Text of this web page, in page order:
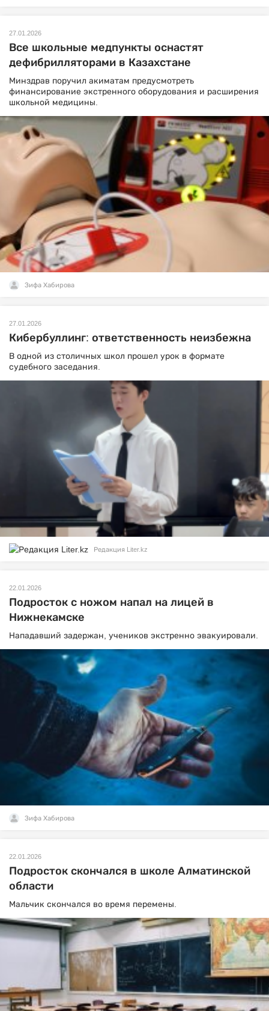
27.01.2026
Все школьные медпункты оснастят
дефибрилляторами в Казахстане
Минздрав поручил акиматам предусмотреть
финансирование экстренного оборудования и расширения
школьной медицины.
Зифа Хабирова
27.01.2026
Кибербуллинг: ответственность неизбежна
В одной из столичных школ прошел урок в формате
судебного заседания.
Редакция Liter.kz
22.01.2026
Подросток с ножом напал на лицей в
Нижнекамске
Нападавший задержан, учеников экстренно эвакуировали.
Зифа Хабирова
22.01.2026
Подросток скончался в школе Алматинской
области
Мальчик скончался во время перемены.